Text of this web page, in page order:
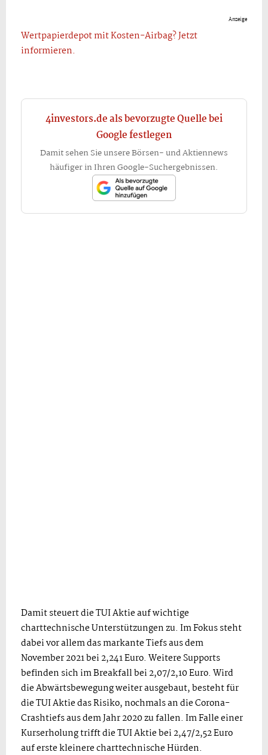
Anzeige
Wertpapierdepot mit Kosten-Airbag? Jetzt
informieren.
4investors.de als bevorzugte Quelle bei
Google festlegen
Damit sehen Sie unsere Börsen- und Aktiennews
häufiger in Ihren Google-Suchergebnissen.
Damit steuert die TUI Aktie auf wichtige
charttechnische Unterstützungen zu. Im Fokus steht
dabei vor allem das markante Tiefs aus dem
November 2021 bei 2,241 Euro. Weitere Supports
befinden sich im Breakfall bei 2,07/2,10 Euro. Wird
die Abwärtsbewegung weiter ausgebaut, besteht für
die TUI Aktie das Risiko, nochmals an die Corona-
Crashtiefs aus dem Jahr 2020 zu fallen. Im Falle einer
Kurserholung trifft die TUI Aktie bei 2,47/2,52 Euro
auf erste kleinere charttechnische Hürden.